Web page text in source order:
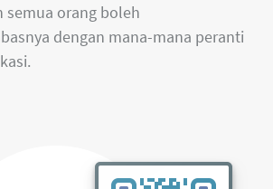
semua orang boleh
dengan mana-mana peranti